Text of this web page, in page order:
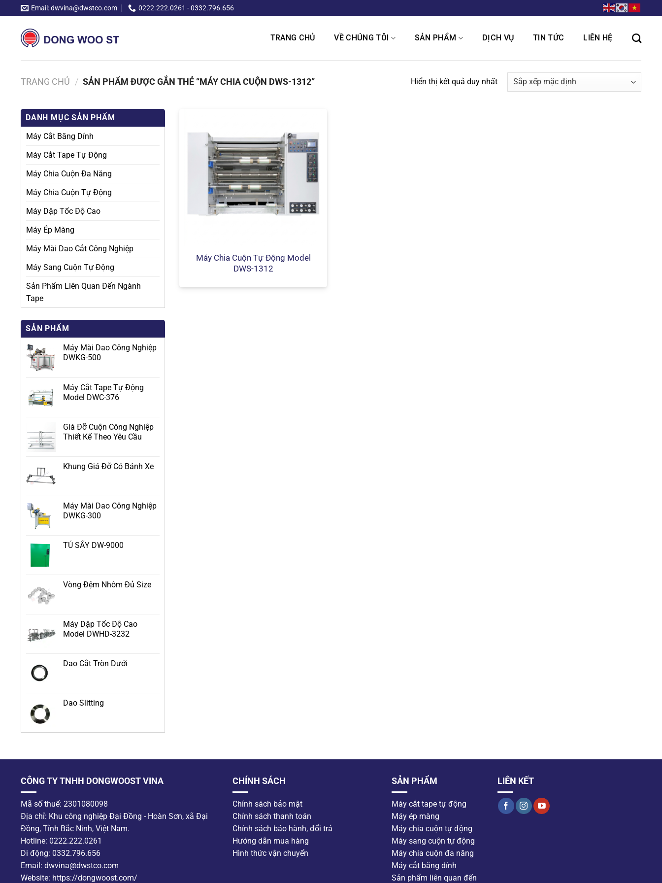
Chuyển
đến
Email: dwvina@dwstco.com 0222.222.0261 - 0332.796.656
TRANG CHỦ VỀ CHÚNG TÔI SẢN PHẨM DỊCH VỤ TIN TỨC LIÊN HỆ
TRANG CHỦ / SẢN PHẨM ĐƯỢC GẮN THẺ “MÁY CHIA CUỘN DWS-1312” Hiển thị kết quả duy nhất
DANH MỤC SẢN PHẨM
Máy Cắt Băng Dính
Máy Cắt Tape Tự Động
Máy Chia Cuộn Đa Năng
Máy Chia Cuộn Tự Động
Máy Dập Tốc Độ Cao
Máy Ép Màng
Máy Mài Dao Cắt Công Nghiệp
Máy Sang Cuộn Tự Động
Sản Phẩm Liên Quan Đến Ngành
Tape
SẢN PHẨM
Máy Mài Dao Công Nghiệp
DWKG-500
Máy Cắt Tape Tự Động
Model DWC-376
Giá Đỡ Cuộn Công Nghiệp
Thiết Kế Theo Yêu Cầu
Khung Giá Đỡ Có Bánh Xe
Máy Mài Dao Công Nghiệp
DWKG-300
TỦ SẤY DW-9000
Vòng Đệm Nhôm Đủ Size
Máy Dập Tốc Độ Cao
Model DWHD-3232
Dao Cắt Tròn Dưới
Dao Slitting
Máy Chia Cuộn Tự Động Model
DWS-1312
CÔNG TY TNHH DONGWOOST VINA
Mã số thuế: 2301080098
Địa chỉ: Khu công nghiệp Đại Đồng - Hoàn Sơn, xã Đại
Đồng, Tỉnh Bắc Ninh, Việt Nam.
Hotline: 0222.222.0261
Di động: 0332.796.656
Email: dwvina@dwstco.com
Website: https://dongwoost.com/
CHÍNH SÁCH
Chính sách bảo mật
Chính sách thanh toán
Chính sách bảo hành, đổi trả
Hướng dẫn mua hàng
Hình thức vận chuyển
SẢN PHẨM
Máy cắt tape tự động
Máy ép màng
Máy chia cuộn tự động
Máy sang cuộn tự động
Máy chia cuộn đa năng
Máy cắt băng dính
Sản phẩm liên quan đến
LIÊN KẾT